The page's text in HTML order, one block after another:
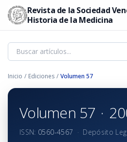
Revista de la Sociedad
Historia de la Medicina
Inicio / Ediciones / Volumen 57
Volumen 57 ·
ISSN: 0560-4567 · Depósito